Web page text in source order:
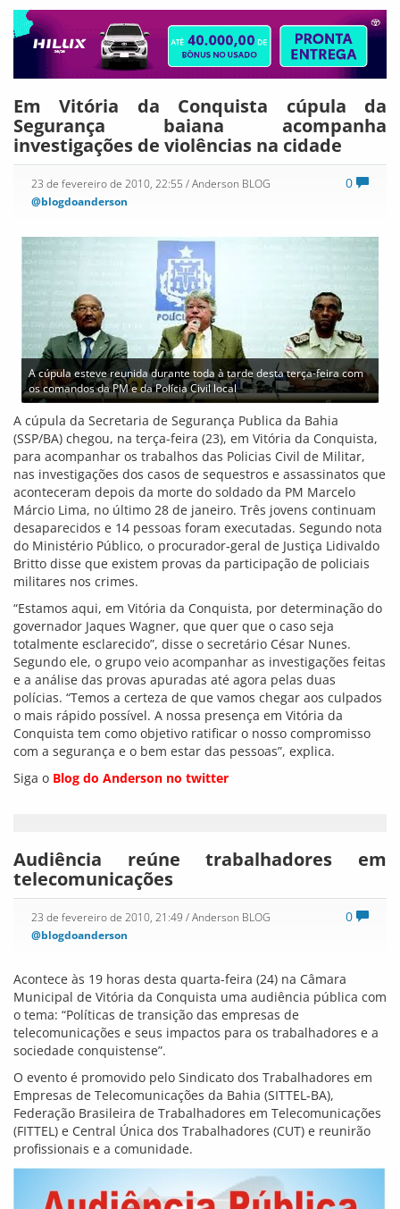
Em Vitória da Conquista cúpula da
Segurança baiana acompanha
investigações de violências na cidade
0
23 de fevereiro de 2010, 22:55 / Anderson BLOG
@blogdoanderson
A cúpula esteve reunida durante toda à tarde desta terça-feira com
os comandos da PM e da Polícia Civil local
A cúpula da Secretaria de Segurança Publica da Bahia
(SSP/BA) chegou, na terça-feira (23), em Vitória da Conquista,
para acompanhar os trabalhos das Policias Civil de Militar,
nas investigações dos casos de sequestros e assassinatos que
aconteceram depois da morte do soldado da PM Marcelo
Márcio Lima, no último 28 de janeiro. Três jovens continuam
desaparecidos e 14 pessoas foram executadas. Segundo nota
do Ministério Público, o procurador-geral de Justiça Lidivaldo
Britto disse que existem provas da participação de policiais
militares nos crimes.
“Estamos aqui, em Vitória da Conquista, por determinação do
governador Jaques Wagner, que quer que o caso seja
totalmente esclarecido”, disse o secretário César Nunes.
Segundo ele, o grupo veio acompanhar as investigações feitas
e a análise das provas apuradas até agora pelas duas
polícias. “Temos a certeza de que vamos chegar aos culpados
o mais rápido possível. A nossa presença em Vitória da
Conquista tem como objetivo ratificar o nosso compromisso
com a segurança e o bem estar das pessoas”, explica.
Siga o Blog do Anderson no twitter
Audiência reúne trabalhadores em
telecomunicações
0
23 de fevereiro de 2010, 21:49 / Anderson BLOG
@blogdoanderson
Acontece às 19 horas desta quarta-feira (24) na Câmara
Municipal de Vitória da Conquista uma audiência pública com
o tema: “Políticas de transição das empresas de
telecomunicações e seus impactos para os trabalhadores e a
sociedade conquistense”.
O evento é promovido pelo Sindicato dos Trabalhadores em
Empresas de Telecomunicações da Bahia (SITTEL-BA),
Federação Brasileira de Trabalhadores em Telecomunicações
(FITTEL) e Central Única dos Trabalhadores (CUT) e reunirão
profissionais e a comunidade.